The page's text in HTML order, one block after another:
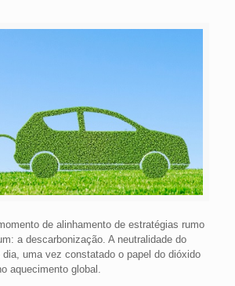
de alinhamento de estratégias rumo
a descarbonização. A neutralidade do
dia, uma vez constatado o papel do dióxido
aquecimento global.